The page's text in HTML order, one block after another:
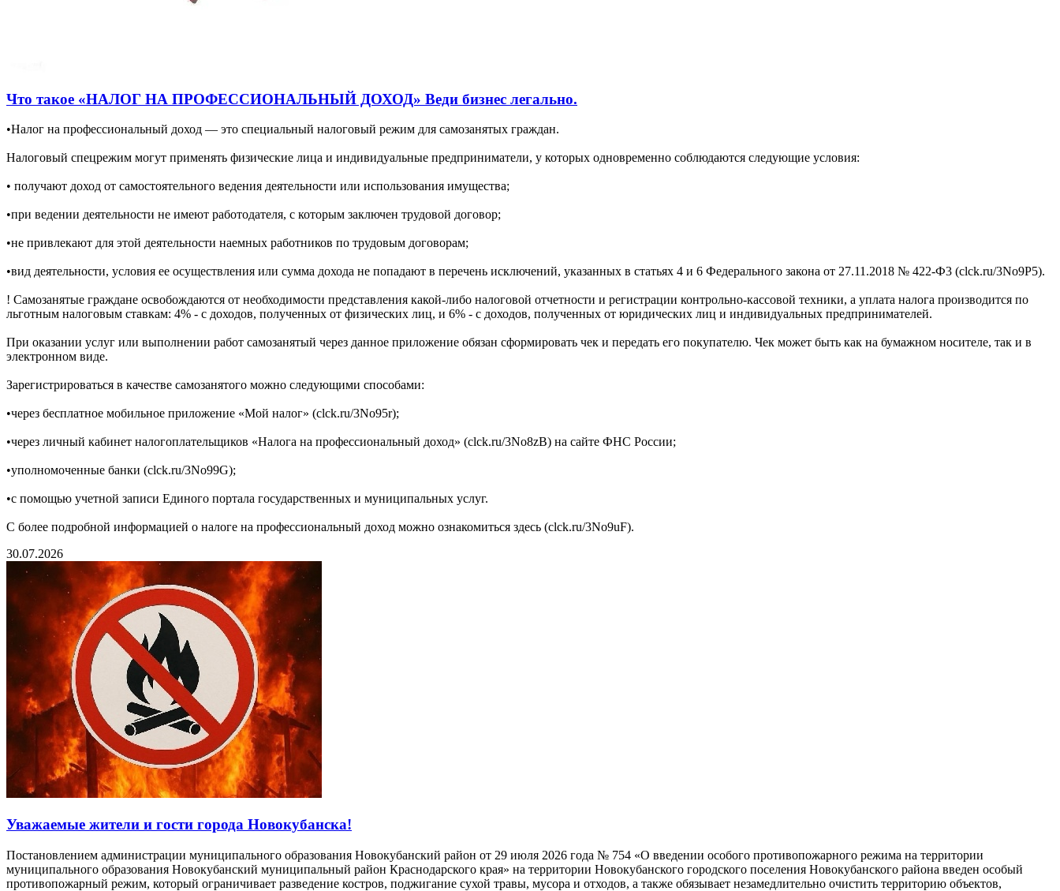
Что такое «НАЛОГ НА ПРОФЕССИОНАЛЬНЫЙ ДОХОД» Веди бизнес легально.
•Налог на профессиональный доход — это специальный налоговый режим для самозанятых граждан.
Налоговый спецрежим могут применять физические лица и индивидуальные предприниматели, у которых одновременно соблюдаются следующие условия:
• получают доход от самостоятельного ведения деятельности или использования имущества;
•при ведении деятельности не имеют работодателя, с которым заключен трудовой договор;
•не привлекают для этой деятельности наемных работников по трудовым договорам;
•вид деятельности, условия ее осуществления или сумма дохода не попадают в перечень исключений, указанных в статьях 4 и 6 Федерального закона от 27.11.2018 № 422-Ф3 (clck.ru/3No9P5).
! Самозанятые граждане освобождаются от необходимости представления какой-либо налоговой отчетности и регистрации контрольно-кассовой техники, а уплата налога производится по
льготным налоговым ставкам: 4% - с доходов, полученных от физических лиц, и 6% - с доходов, полученных от юридических лиц и индивидуальных предпринимателей.
При оказании услуг или выполнении работ самозанятый через данное приложение обязан сформировать чек и передать его покупателю. Чек может быть как на бумажном носителе, так и в
электронном виде.
Зарегистрироваться в качестве самозанятого можно следующими способами:
•через бесплатное мобильное приложение «Мой налог» (clck.ru/3No95r);
•через личный кабинет налогоплательщиков «Налога на профессиональный доход» (clck.ru/3No8zB) на сайте ФНС России;
•уполномоченные банки (clck.ru/3No99G);
•с помощью учетной записи Единого портала государственных и муниципальных услуг.
С более подробной информацией о налоге на профессиональный доход можно ознакомиться здесь (clck.ru/3No9uF).
30.07.2026
Уважаемые жители и гости города Новокубанска!
Постановлением администрации муниципального образования Новокубанский район от 29 июля 2026 года № 754 «О введении особого противопожарного режима на территории
муниципального образования Новокубанский муниципальный район Краснодарского края» на территории Новокубанского городского поселения Новокубанского района введен особый
противопожарный режим, который ограничивает разведение костров, поджигание сухой травы, мусора и отходов, а также обязывает незамедлительно очистить территорию объектов,